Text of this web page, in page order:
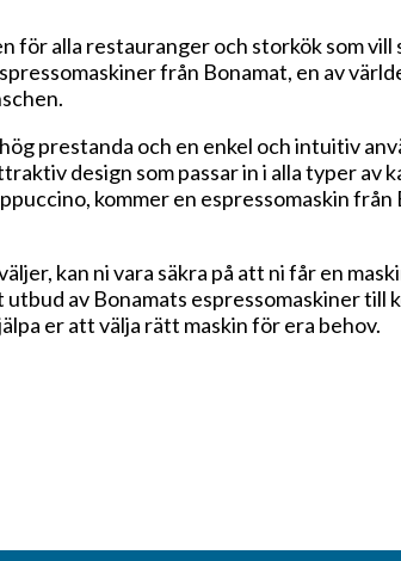
för alla restauranger och storkök som
från Bonamat, en av
prestanda och en enkel och intuitiv
design som passar in i alla typer av
kommer en espressomaskin
kan ni vara säkra på att ni får en
av Bonamats espressomaskiner till
er att välja rätt maskin för era behov.